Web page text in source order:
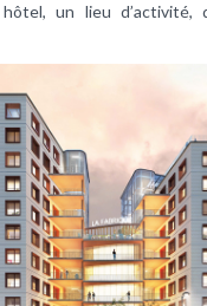
un lieu d’activité,